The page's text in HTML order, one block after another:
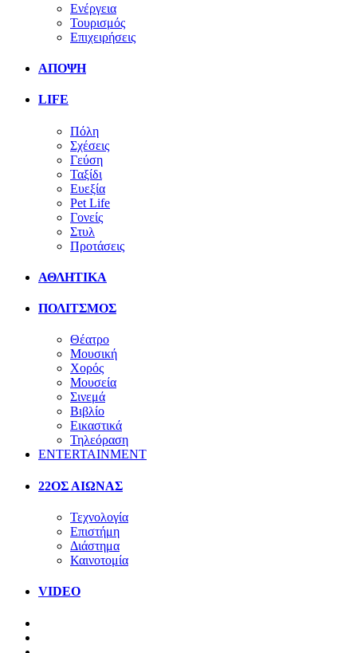
Ενέργεια
Τουρισμός
Επιχειρήσεις
ΑΠΟΨΗ
LIFE
Πόλη
Σχέσεις
Γεύση
Ταξίδι
Ευεξία
Pet Life
Γονείς
Στυλ
Προτάσεις
ΑΘΛΗΤΙΚΑ
ΠΟΛΙΤΣΜΟΣ
Θέατρο
Μουσική
Χορός
Μουσεία
Σινεμά
Βιβλίο
Εικαστικά
Τηλεόραση
ENTERTAINMENT
22ΟΣ ΑΙΩΝΑΣ
Τεχνολογία
Επιστήμη
Διάστημα
Καινοτομία
VIDEO